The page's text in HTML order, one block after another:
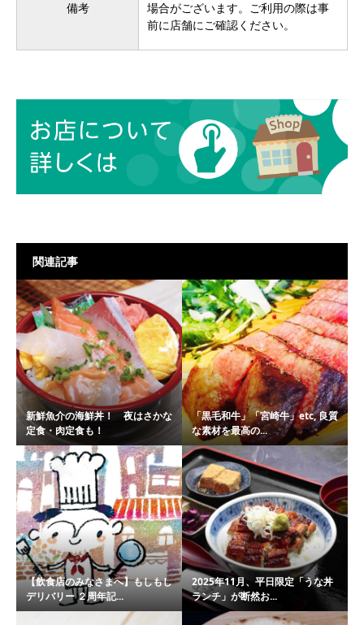
備考
場合がございます。ご利用の際は事
前に店舗にご確認ください。
関連記事
新鮮魚介の海鮮丼！ 夜はさかな
定食・肉定食も！
「黒毛和牛」「宮崎牛」etc, 良質
な素材を最高の...
【飲食店のみなさまへ】もしもし
デリバリー ２周年記...
2025年11月、平日限定「うな丼
ランチ」が断然お...